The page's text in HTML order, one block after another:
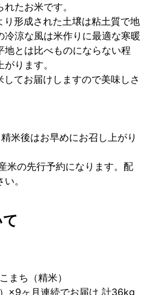
たお米です。
形成された土壌は粘土質で地
冷涼な風は米作りに最適な寒暖
地とは比べものにならない程
ります。
てお届けしますので美味しさ
米後はお早めにお召し上がり
米の先行予約になります。配
。
まち（精米）
×9ヶ月連続でお届け 計36kg